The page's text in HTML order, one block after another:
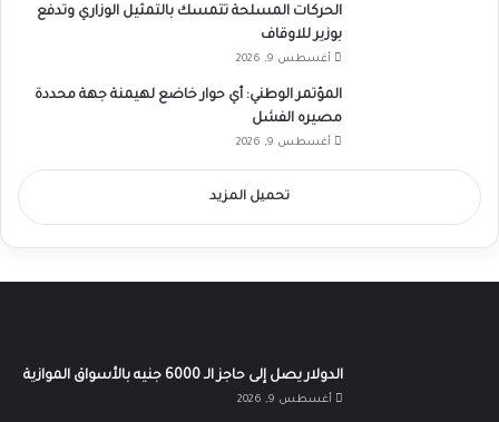
الحركات المسلحة تتمسك بالتمثيل الوزاري وتدفع
بوزير للاوقاف
أغسطس 9, 2026
المؤتمر الوطني: أي حوار خاضع لهيمنة جهة محددة
مصيره الفشل
أغسطس 9, 2026
تحميل المزيد
الدولار يصل إلى حاجز الـ 6000 جنيه بالأسواق الموازية
أغسطس 9, 2026